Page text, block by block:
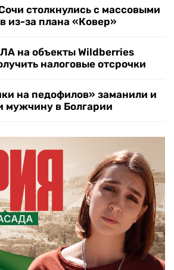
столкнулись с массовыми
из-за плана «Ковер»
на объекты Wildberries
налоговые отсрочки
на педофилов» заманили и
мужчину в Болгарии